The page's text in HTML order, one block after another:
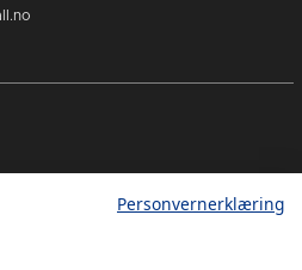
Personvernerklæring